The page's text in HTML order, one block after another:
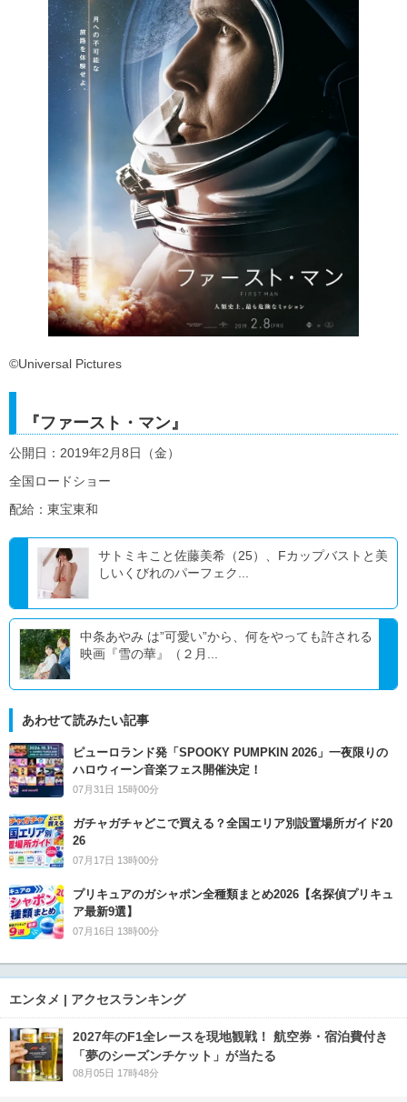
©Universal Pictures
『ファースト・マン』
公開日：2019年2月8日（金）
全国ロードショー
配給：東宝東和
サトミキこと佐藤美希（25）、Fカップバストと美
しいくびれのパーフェク...
中条あやみ は”可愛い”から、何をやっても許される
映画『雪の華』（２月...
あわせて読みたい記事
ピューロランド発「SPOOKY PUMPKIN 2026」一夜限りの
ハロウィーン音楽フェス開催決定！
07月31日 15時00分
ガチャガチャどこで買える？全国エリア別設置場所ガイド20
26
07月17日 13時00分
プリキュアのガシャポン全種類まとめ2026【名探偵プリキュ
ア最新9選】
07月16日 13時00分
エンタメ | アクセスランキング
2027年のF1全レースを現地観戦！ 航空券・宿泊費付き
「夢のシーズンチケット」が当たる
08月05日 17時48分